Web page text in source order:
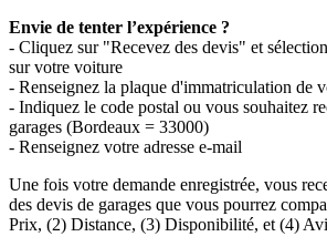
Envie de tenter l’expérience ?
- Cliquez sur "Recevez des devis" et
sur votre voiture
- Renseignez la plaque d'immatriculation de
- Indiquez le code postal ou vous souhaitez
garages (Bordeaux = 33000)
- Renseignez votre adresse e-mail
Une fois votre demande enregistrée, vous
des devis de garages que vous pourrez
Prix, (2) Distance, (3) Disponibilité, et (4)